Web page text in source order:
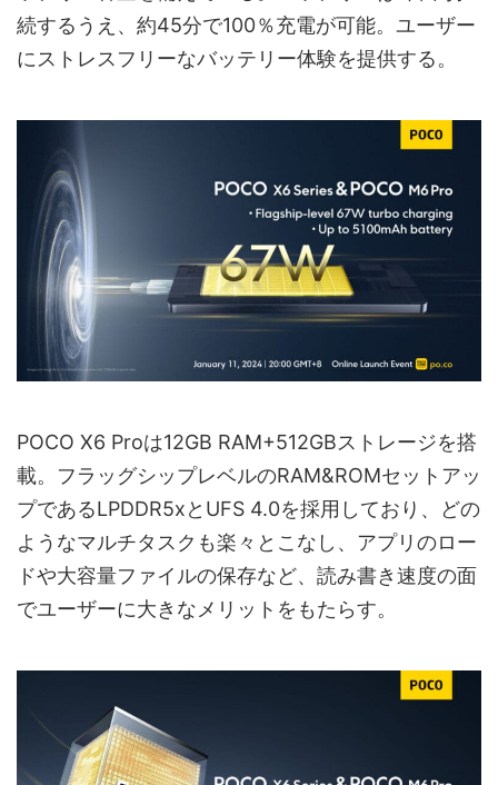
続するうえ、約45分で100％充電が可能。ユーザー
にストレスフリーなバッテリー体験を提供する。
POCO X6 Proは12GB RAM+512GBストレージを搭
載。フラッグシップレベルのRAM&ROMセットアッ
プであるLPDDR5xとUFS 4.0を採用しており、どの
ようなマルチタスクも楽々とこなし、アプリのロー
ドや大容量ファイルの保存など、読み書き速度の面
でユーザーに大きなメリットをもたらす。